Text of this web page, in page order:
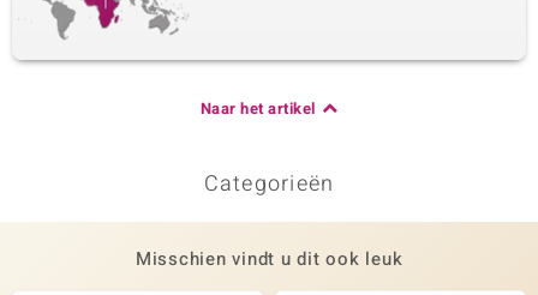
Naar het artikel
Categorieën
Misschien vindt u dit ook leuk